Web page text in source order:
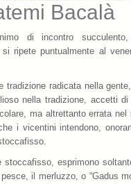
del Bacalà
– Via Querinissima
Bacalà
di incontro
si ripete puntualmente al
tradizione radicata nella
nella tradizione, accetti
ma altrettanto errata nel
i vicentini intendono,
stoccafisso, esprimono
il merluzzo, o “Gadus